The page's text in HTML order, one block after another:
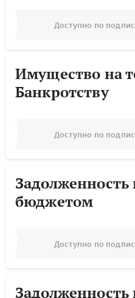
Доступно по
Имущество на
Банкротству
Доступно по
Задолженность
бюджетом
Доступно по
Задолженность